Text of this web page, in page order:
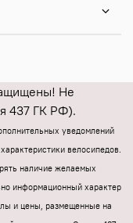
Не
437 ГК РФ).
уведомлений
велосипедов.
наличие желаемых
информационный характер
и цены, размещенные на